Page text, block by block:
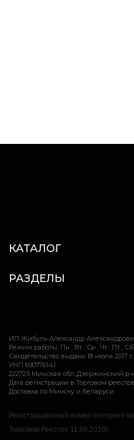
КАТАЛОГ
РАЗДЕЛЫ
ИП Жибуль Александр
Режим работы: Пн , Вт , Ср , Чт , Пт , Сб
Свидетельство выдано 18 июля
УНП 690776141
222725 Минская обл.,Дзержинский р-
Дата регистрации в Торговом реестре
Доставка по Минску и Беларуси
Регистрационный номер интернет-
Торговом Реестре 11.06.2010г.